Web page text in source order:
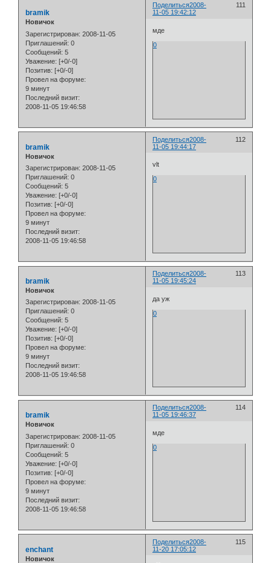
Поделиться 111
2008-
11-05 19:42:12
bramik
Новичок
Зарегистрирован: 2008-11-05
Приглашений: 0
Сообщений: 5
Уважение: [+0/-0]
Позитив: [+0/-0]
Провел на форуме:
9 минут
Последний визит:
2008-11-05 19:46:58
мде
0
Поделиться 112
2008-
11-05 19:44:17
bramik
Новичок
Зарегистрирован: 2008-11-05
Приглашений: 0
Сообщений: 5
Уважение: [+0/-0]
Позитив: [+0/-0]
Провел на форуме:
9 минут
Последний визит:
2008-11-05 19:46:58
vlt
0
Поделиться 113
2008-
11-05 19:45:24
bramik
Новичок
Зарегистрирован: 2008-11-05
Приглашений: 0
Сообщений: 5
Уважение: [+0/-0]
Позитив: [+0/-0]
Провел на форуме:
9 минут
Последний визит:
2008-11-05 19:46:58
да уж
0
Поделиться 114
2008-
11-05 19:46:37
bramik
Новичок
Зарегистрирован: 2008-11-05
Приглашений: 0
Сообщений: 5
Уважение: [+0/-0]
Позитив: [+0/-0]
Провел на форуме:
9 минут
Последний визит:
2008-11-05 19:46:58
мде
0
Поделиться 115
2008-
11-20 17:05:12
enchant
Новичок